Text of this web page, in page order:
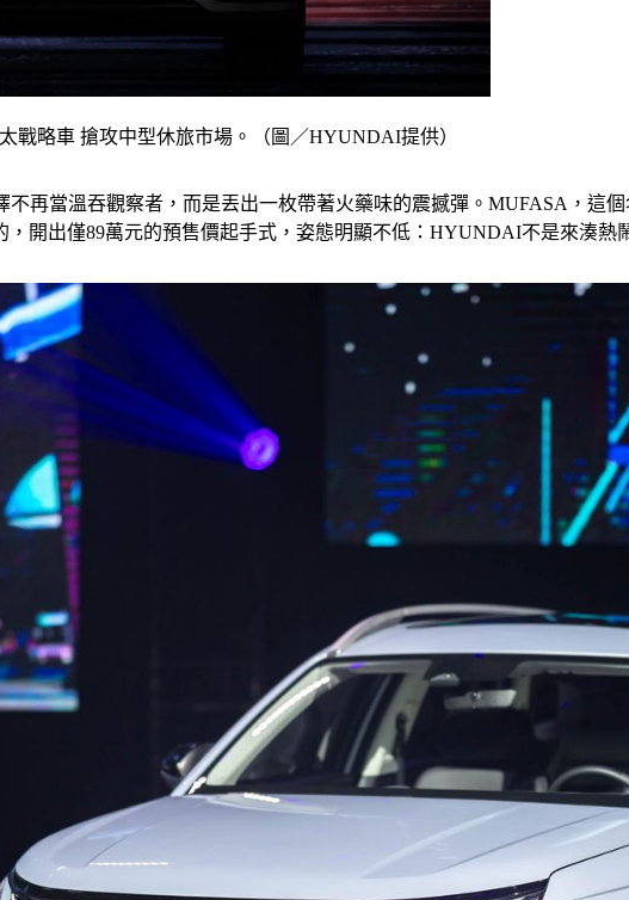
戰略車 搶攻中型休旅市場。（圖／HYUNDAI提供）
再當溫吞觀察者，而是丟出一枚帶著火藥味的震撼彈。MUFASA，這
，開出僅89萬元的預售價起手式，姿態明顯不低：HYUNDAI不是來湊熱